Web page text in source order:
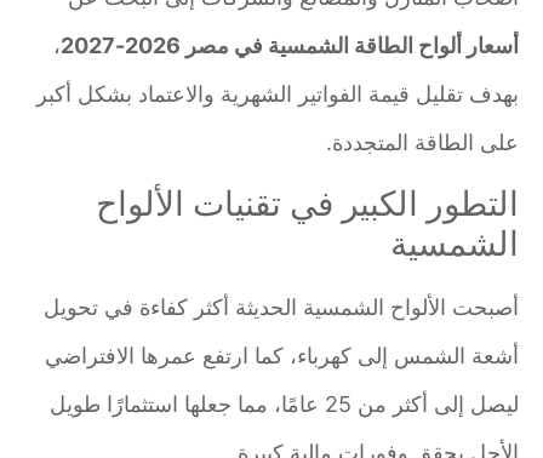
أسعار ألواح الطاقة الشمسية في مصر 2026-2027
،
بهدف تقليل قيمة الفواتير الشهرية والاعتماد بشكل أكبر
على الطاقة المتجددة.
التطور الكبير في تقنيات الألواح
الشمسية
أصبحت الألواح الشمسية الحديثة أكثر كفاءة في تحويل
أشعة الشمس إلى كهرباء، كما ارتفع عمرها الافتراضي
ليصل إلى أكثر من 25 عامًا، مما جعلها استثمارًا طويل
الأجل يحقق وفورات مالية كبيرة.